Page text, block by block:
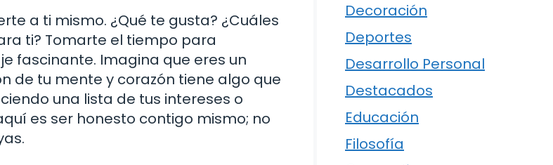
a ti mismo. ¿Qué te gusta? ¿Cuáles
ti? Tomarte el tiempo para
fascinante. Imagina que eres un
de tu mente y corazón tiene algo que
una lista de tus intereses o
es ser honesto contigo mismo; no
Decoración
Deportes
Desarrollo Personal
Destacados
Educación
Filosofía